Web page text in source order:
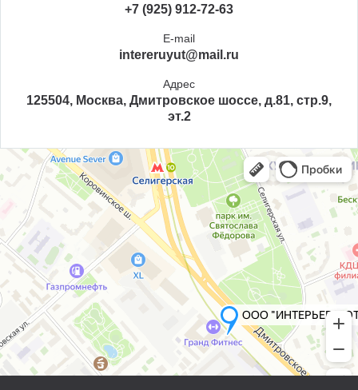
+7 (925) 912-72-63
E-mail
intereruyut@mail.ru
Адрес
125504, Москва, Дмитровское шоссе, д.81, стр.9,
эт.2